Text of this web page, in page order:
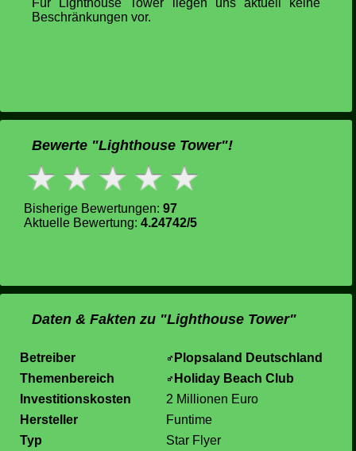
Für Lighthouse Tower liegen uns aktuell keine
Beschränkungen vor.
Bewerte "Lighthouse Tower"!
Bisherige Bewertungen: 97
Aktuelle Bewertung: 4.24742/5
Daten & Fakten zu "Lighthouse Tower"
Betreiber
Plopsaland Deutschland
Themenbereich
Holiday Beach Club
Investitionskosten
2 Millionen Euro
Hersteller
Funtime
Typ
Star Flyer